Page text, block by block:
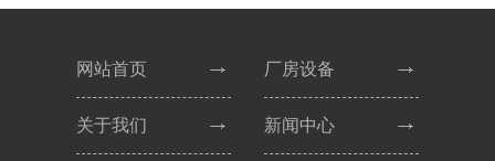
网站首页
关于我们
厂房设备
新闻中心